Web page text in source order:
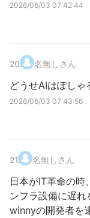
2026/06/03 07:42:44
20. 名無しさん
どうせAIはぽしゃ
2026/06/03 07:43:56
21. 名無しさん
日本がIT革命の時
ンフラ設備に遅れ
winnyの開発者を